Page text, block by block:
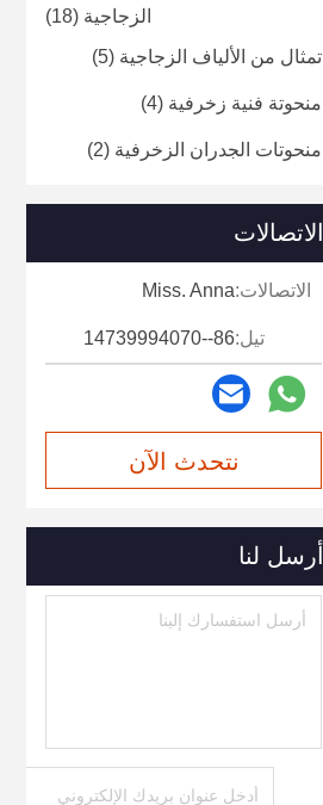
الزجاجية (18)
تمثال من الألياف الزجاجية (5)
منحوتة فنية زخرفية (4)
منحوتات الجدران الزخرفية (2)
الاتصالات
الاتصالات:Miss. Anna
تيل:86--14739994070
نتحدث الآن
أرسل لنا